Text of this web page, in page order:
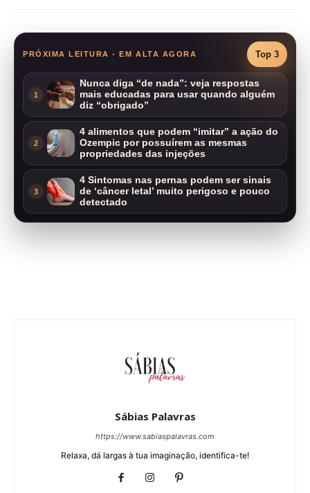
PRÓXIMA LEITURA - EM ALTA AGORA Top 3
1
Nunca diga “de nada”: veja respostas
mais educadas para usar quando alguém
diz “obrigado”
2
4 alimentos que podem “imitar” a ação do
Ozempic por possuírem as mesmas
propriedades das injeções
3
4 Sintomas nas pernas podem ser sinais
de ‘câncer letal’ muito perigoso e pouco
detectado
Sábias Palavras
https://www.sabiaspalavras.com
Relaxa, dá largas à tua imaginação, identifica-te!